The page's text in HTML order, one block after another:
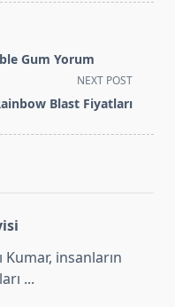
Gum Yorum
NEXT POST
Blast Fiyatları
Kumar, insanların
...